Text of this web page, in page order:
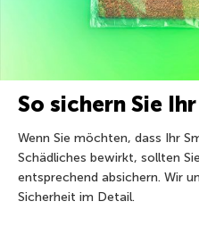
So sichern Sie
Wenn Sie möchten, dass Ihr
Schädliches bewirkt, sollten
entsprechend absichern. Wir
Sicherheit im Detail.